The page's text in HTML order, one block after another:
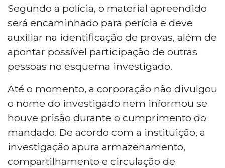
Segundo a polícia, o material apreendido
será encaminhado para perícia e deve
auxiliar na identificação de provas, além de
apontar possível participação de outras
pessoas no esquema investigado.
Até o momento, a corporação não divulgou
o nome do investigado nem informou se
houve prisão durante o cumprimento do
mandado. De acordo com a instituição, a
investigação apura armazenamento,
compartilhamento e circulação de